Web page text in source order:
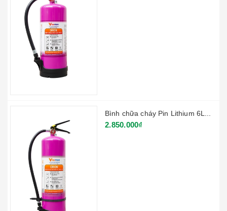
Bình chữa cháy Pin Lithium 6L...
2.850.000₫